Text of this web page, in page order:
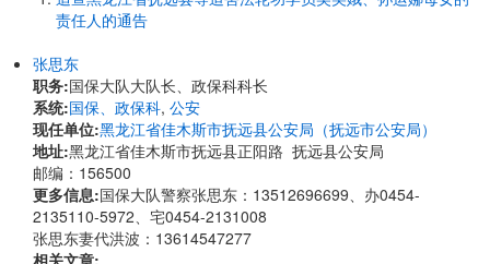
责任人的通告
张思东
职务:国保大队大队长、政保科科长
系统:国保、政保科, 公安
现任单位:黑龙江省佳木斯市抚远县公安局（抚远市公安局）
地址:黑龙江省佳木斯市抚远县正阳路 抚远县公安局
邮编：156500
更多信息:国保大队警察张思东：13512696699、办0454-
2135110-5972、宅0454-2131008
张思东妻代洪波：13614547277
相关文章: